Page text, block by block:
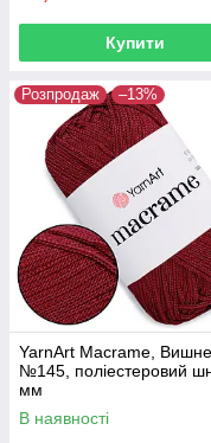
Купити
Розпродаж –13%
YarnArt Macrame,
№145, поліестеровий
мм
В наявності